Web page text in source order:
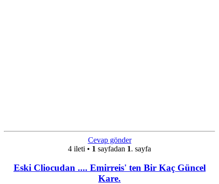
Cevap gönder
4 ileti • 1 sayfadan 1. sayfa
Eski Cliocudan .... Emirreis' ten Bir Kaç Güncel
Kare.